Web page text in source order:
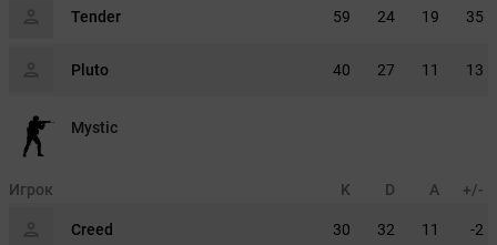
Tender 59 24 19 35
Pluto 40 27 11 13
Mystic
Игрок K D A +/-
Creed 30 32 11 -2